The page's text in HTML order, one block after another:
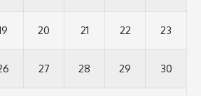
20 21 22 23
27 28 29 30